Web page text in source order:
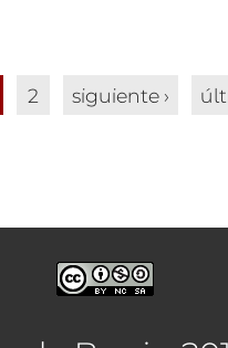
2 siguiente ›